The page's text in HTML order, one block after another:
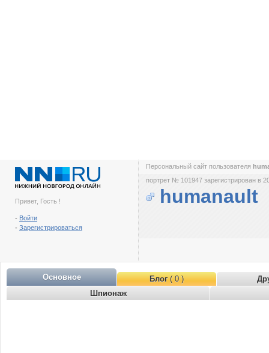
Привет, Гость !
- Войти
- Зарегистрироваться
Персональный сайт пользователя
портрет № 101947 зарегистрирован в
humanault
Основное Блог( 0 )
Шпионаж